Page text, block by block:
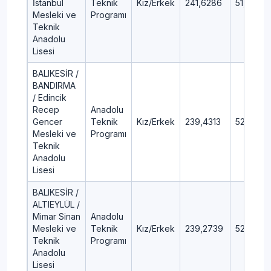
İstanbul
Mesleki ve
Teknik
Anadolu
Lisesi
Teknik
Programı
Kız/Erkek 241,6286 51,68
BALIKESİR /
BANDIRMA
/ Edincik
Recep
Gencer
Mesleki ve
Teknik
Anadolu
Lisesi
Anadolu
Teknik
Programı
Kız/Erkek 239,4313 52,46
BALIKESİR /
ALTIEYLÜL /
Mimar Sinan
Mesleki ve
Teknik
Anadolu
Lisesi
Anadolu
Teknik
Programı
Kız/Erkek 239,2739 52,52